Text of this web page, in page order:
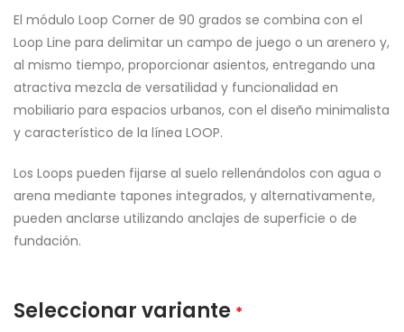
El módulo Loop Corner de 90 grados se combina con el
Loop Line para delimitar un campo de juego o un arenero y,
al mismo tiempo, proporcionar asientos, entregando una
atractiva mezcla de versatilidad y funcionalidad en
mobiliario para espacios urbanos, con el diseño minimalista
y característico de la línea LOOP.
Los Loops pueden fijarse al suelo rellenándolos con agua o
arena mediante tapones integrados, y alternativamente,
pueden anclarse utilizando anclajes de superficie o de
fundación.
Seleccionar variante *